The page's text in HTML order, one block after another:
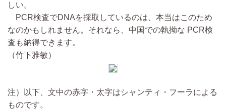
しい。
PCR検査でDNAを採取しているのは、本当はこのため
なのかもしれません。それなら、中国での執拗な PCR検
査も納得できます。
（竹下雅敏）
注）以下、文中の赤字・太字はシャンティ・フーラによる
ものです。